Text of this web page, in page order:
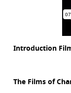
Introduction
The Films of